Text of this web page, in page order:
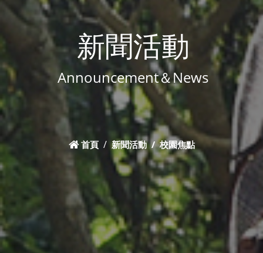
新聞活動
Announcement＆News
首頁 新聞活動 校園焦點